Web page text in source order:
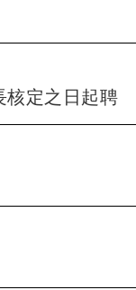
核定之日起聘